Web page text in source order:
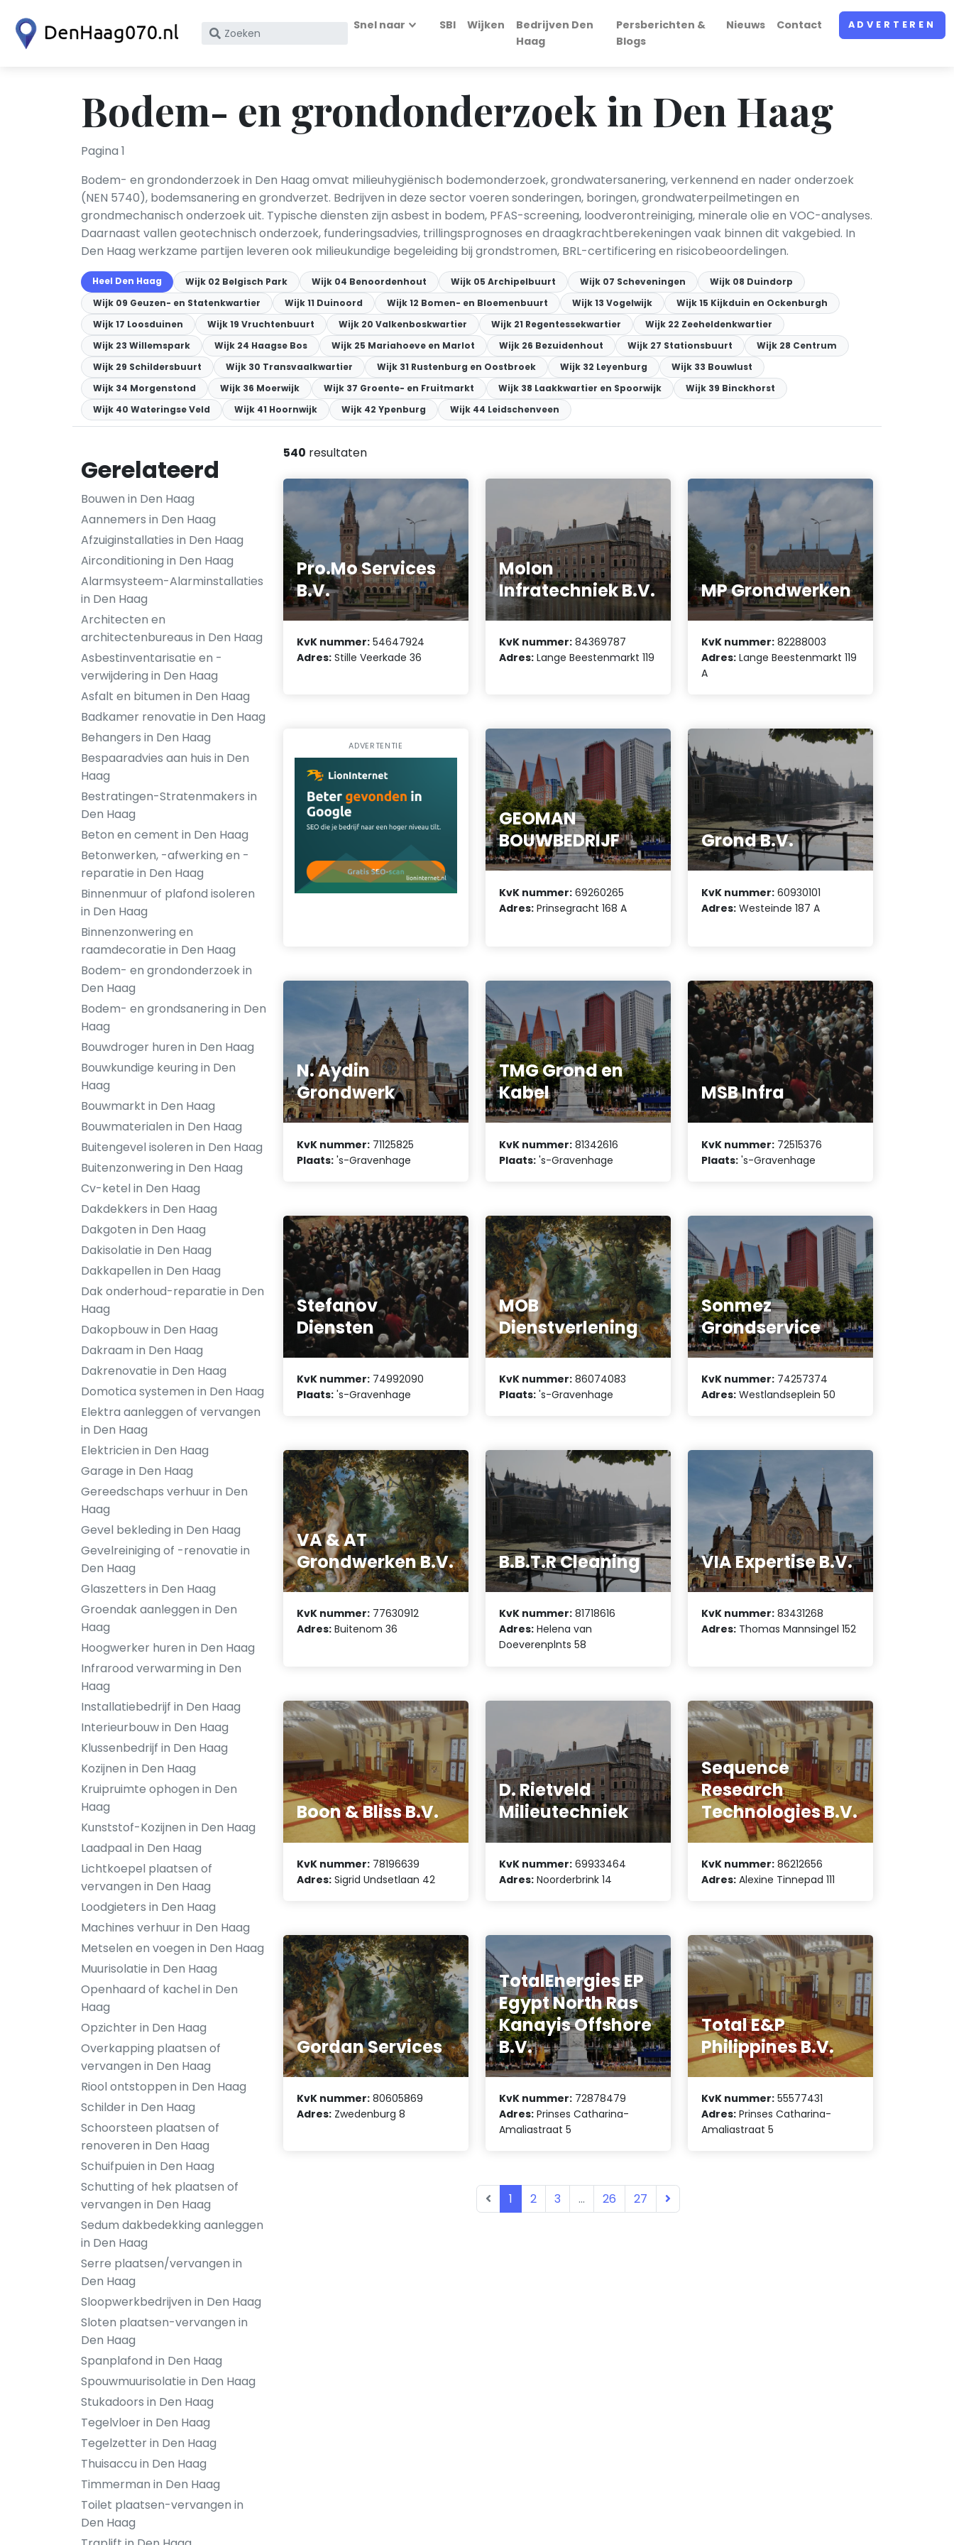
Zoek
nummer
Snel naar SBI Wijken
Bedrijven Den
Haag
Persberichten &
Blogs
Nieuws Contact ADVERTEREN
Bodem- en grondonderzoek in Den Haag
Pagina 1
Bodem- en grondonderzoek in Den Haag omvat milieuhygiënisch bodemonderzoek, grondwatersanering, verkennend en nader onderzoek
(NEN 5740), bodemsanering en grondverzet. Bedrijven in deze sector voeren sonderingen, boringen, grondwaterpeilmetingen en
grondmechanisch onderzoek uit. Typische diensten zijn asbest in bodem, PFAS-screening, loodverontreiniging, minerale olie en VOC-analyses.
Daarnaast vallen geotechnisch onderzoek, funderingsadvies, trillingsprognoses en draagkrachtberekeningen vaak binnen dit vakgebied. In
Den Haag werkzame partijen leveren ook milieukundige begeleiding bij grondstromen, BRL-certificering en risicobeoordelingen.
Heel Den Haag Wijk 02 Belgisch Park Wijk 04 Benoordenhout Wijk 05 Archipelbuurt Wijk 07 Scheveningen
Wijk 08 Duindorp
Wijk 09 Geuzen- en Statenkwartier
Wijk 11 Duinoord Wijk 12 Bomen- en Bloemenbuurt Wijk 13 Vogelwijk
Wijk 15 Kijkduin en Ockenburgh
Wijk 17 Loosduinen
Wijk 19 Vruchtenbuurt Wijk 20 Valkenboskwartier Wijk 21 Regentessekwartier
Wijk 22 Zeeheldenkwartier
Wijk 23 Willemspark
Wijk 24 Haagse Bos Wijk 25 Mariahoeve en Marlot Wijk 26 Bezuidenhout Wijk 27 Stationsbuurt
Wijk 28 Centrum
Wijk 29 Schildersbuurt
Wijk 30 Transvaalkwartier Wijk 31 Rustenburg en Oostbroek Wijk 32 Leyenburg
Wijk 33 Bouwlust
Wijk 34 Morgenstond
Wijk 36 Moerwijk Wijk 37 Groente- en Fruitmarkt Wijk 38 Laakkwartier en Spoorwijk
Wijk 39 Binckhorst
Wijk 40 Wateringse Veld
Wijk 41 Hoornwijk Wijk 42 Ypenburg Wijk 44 Leidschenveen
Gerelateerd
Bouwen in Den Haag
Aannemers in Den Haag
Afzuiginstallaties in Den Haag
Airconditioning in Den Haag
Alarmsysteem-Alarminstallaties
in Den Haag
Architecten en
architectenbureaus in Den Haag
Asbestinventarisatie en -
verwijdering in Den Haag
Asfalt en bitumen in Den Haag
Badkamer renovatie in Den Haag
Behangers in Den Haag
Bespaaradvies aan huis in Den
Haag
Bestratingen-Stratenmakers in
Den Haag
Beton en cement in Den Haag
Betonwerken, -afwerking en -
reparatie in Den Haag
Binnenmuur of plafond isoleren
in Den Haag
Binnenzonwering en
raamdecoratie in Den Haag
Bodem- en grondonderzoek in
Den Haag
Bodem- en grondsanering in Den
Haag
Bouwdroger huren in Den Haag
Bouwkundige keuring in Den
Haag
Bouwmarkt in Den Haag
Bouwmaterialen in Den Haag
Buitengevel isoleren in Den Haag
Buitenzonwering in Den Haag
Cv-ketel in Den Haag
Dakdekkers in Den Haag
Dakgoten in Den Haag
Dakisolatie in Den Haag
Dakkapellen in Den Haag
Dak onderhoud-reparatie in Den
Haag
Dakopbouw in Den Haag
Dakraam in Den Haag
Dakrenovatie in Den Haag
Domotica systemen in Den Haag
Elektra aanleggen of vervangen
in Den Haag
Elektricien in Den Haag
Garage in Den Haag
Gereedschaps verhuur in Den
Haag
Gevel bekleding in Den Haag
Gevelreiniging of -renovatie in
Den Haag
Glaszetters in Den Haag
Groendak aanleggen in Den
Haag
Hoogwerker huren in Den Haag
Infrarood verwarming in Den
Haag
Installatiebedrijf in Den Haag
Interieurbouw in Den Haag
Klussenbedrijf in Den Haag
Kozijnen in Den Haag
Kruipruimte ophogen in Den
Haag
Kunststof-Kozijnen in Den Haag
Laadpaal in Den Haag
Lichtkoepel plaatsen of
vervangen in Den Haag
Loodgieters in Den Haag
Machines verhuur in Den Haag
Metselen en voegen in Den Haag
Muurisolatie in Den Haag
Openhaard of kachel in Den
Haag
Opzichter in Den Haag
Overkapping plaatsen of
vervangen in Den Haag
Riool ontstoppen in Den Haag
Schilder in Den Haag
Schoorsteen plaatsen of
renoveren in Den Haag
Schuifpuien in Den Haag
Schutting of hek plaatsen of
vervangen in Den Haag
Sedum dakbedekking aanleggen
in Den Haag
Serre plaatsen/vervangen in
Den Haag
Sloopwerkbedrijven in Den Haag
Sloten plaatsen-vervangen in
Den Haag
Spanplafond in Den Haag
Spouwmuurisolatie in Den Haag
Stukadoors in Den Haag
Tegelvloer in Den Haag
Tegelzetter in Den Haag
Thuisaccu in Den Haag
Timmerman in Den Haag
Toilet plaatsen-vervangen in
Den Haag
540 resultaten
Pro.Mo Services
B.V.
KvK nummer: 54647924
Adres: Stille Veerkade 36
Molon
Infratechniek B.V.
KvK nummer: 84369787
Adres: Lange Beestenmarkt 119
MP Grondwerken
KvK nummer: 82288003
Adres: Lange Beestenmarkt 119
A
ADVERTENTIE
GEOMAN
BOUWBEDRIJF
KvK nummer: 69260265
Adres: Prinsegracht 168 A
Grond B.V.
KvK nummer: 60930101
Adres: Westeinde 187 A
N. Aydin
Grondwerk
KvK nummer: 71125825
Plaats: 's-Gravenhage
TMG Grond en
Kabel
KvK nummer: 81342616
Plaats: 's-Gravenhage
MSB Infra
KvK nummer: 72515376
Plaats: 's-Gravenhage
Stefanov
Diensten
KvK nummer: 74992090
Plaats: 's-Gravenhage
MOB
Dienstverlening
KvK nummer: 86074083
Plaats: 's-Gravenhage
Sonmez
Grondservice
KvK nummer: 74257374
Adres: Westlandseplein 50
VA & AT
Grondwerken B.V.
KvK nummer: 77630912
Adres: Buitenom 36
B.B.T.R Cleaning
KvK nummer: 81718616
Adres: Helena van
Doeverenplnts 58
VIA Expertise B.V.
KvK nummer: 83431268
Adres: Thomas Mannsingel 152
Boon & Bliss B.V.
KvK nummer: 78196639
Adres: Sigrid Undsetlaan 42
D. Rietveld
Milieutechniek
KvK nummer: 69933464
Adres: Noorderbrink 14
Sequence
Research
Technologies B.V.
KvK nummer: 86212656
Adres: Alexine Tinnepad 111
Gordan Services
KvK nummer: 80605869
Adres: Zwedenburg 8
TotalEnergies EP
Egypt North Ras
Kanayis Offshore
B.V.
KvK nummer: 72878479
Adres: Prinses Catharina-
Amaliastraat 5
Total E&P
Philippines B.V.
KvK nummer: 55577431
Adres: Prinses Catharina-
Amaliastraat 5
1 2 3 ... 26 27